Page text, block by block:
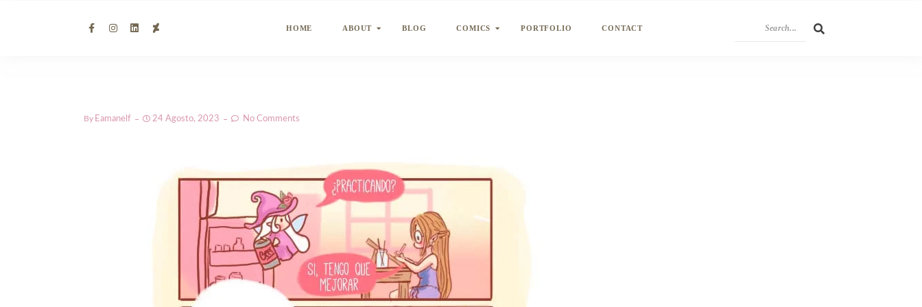
HOME ABOUT BLOG COMICS PORTFOLIO CONTACT
By Eamanelf 24 Agosto, 2023 No Comments